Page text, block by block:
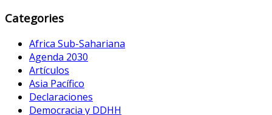
Categories
Africa Sub-Sahariana
Agenda 2030
Artículos
Asia Pacífico
Declaraciones
Democracia y DDHH